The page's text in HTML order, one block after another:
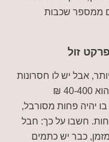
ממספר שכבות
זול
אבל יש לו חסרונות
רבים: פרקט איכותי, שמחירו הממוצע הוא 40-400 ₪
יהיה פחות מסורבל,
חשבו על כך: חבל
כבר יש כתמים